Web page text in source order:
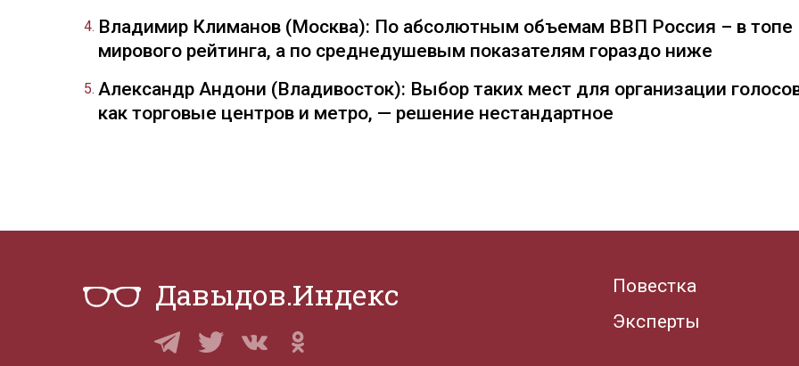
Владимир Климанов (Москва): По абсолютным объемам ВВП Россия – в топе
мирового рейтинга, а по среднедушевым показателям гораздо ниже
Александр Андони (Владивосток): Выбор таких мест для организации
как торговые центров и метро, — решение нестандартное
Давыдов.Индекс
Повестка
Эксперты